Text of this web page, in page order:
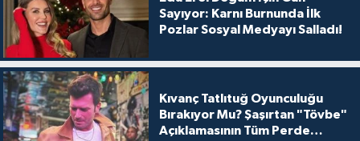
Sayıyor: Karnı Burnunda İlk
Pozlar Sosyal Medyayı Salladı!
Kıvanç Tatlıtuğ Oyunculuğu
Bırakıyor Mu? Şaşırtan "Tövbe"
Açıklamasının Tüm Perde